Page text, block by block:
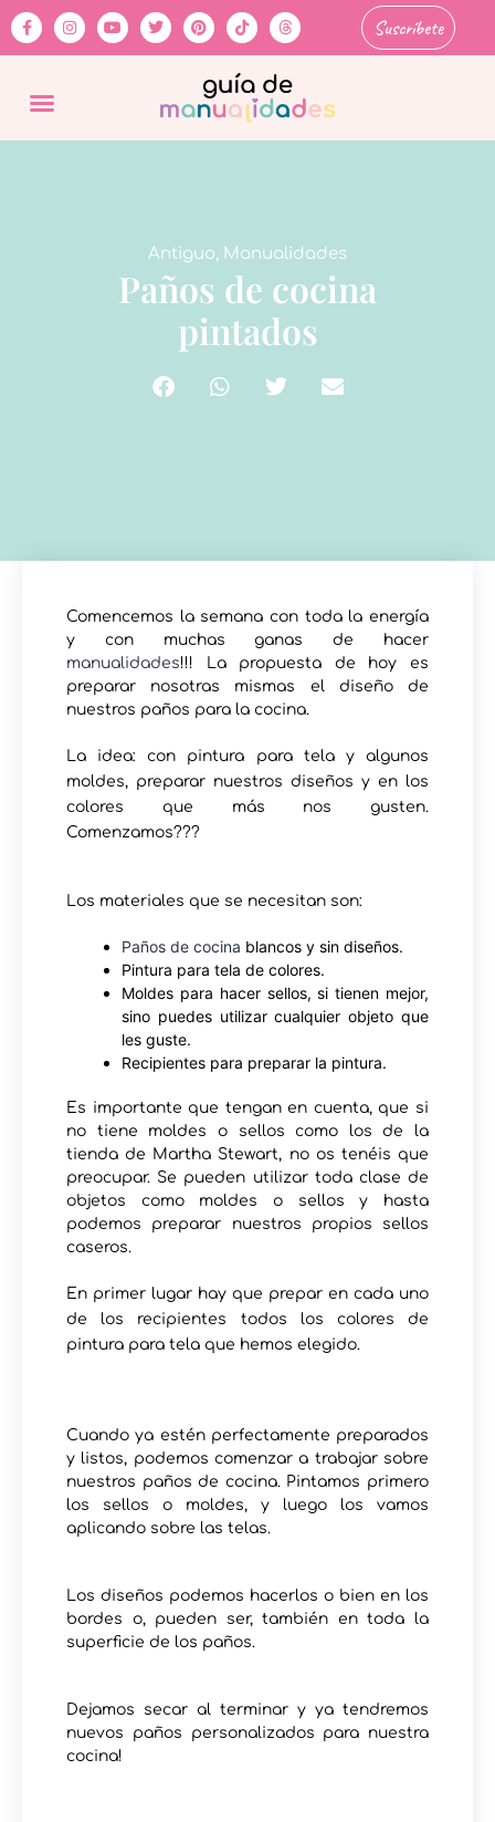
Suscríbete
Antiguo, Manualidades
Paños de cocina
pintados
Comencemos la semana con toda la energía
y con muchas ganas de hacer
manualidades!!! La propuesta de hoy es
preparar nosotras mismas el diseño de
nuestros paños para la cocina.
La idea: con pintura para tela y algunos
moldes, preparar nuestros diseños y en los
colores que más nos gusten.
Comenzamos???
Los materiales que se necesitan son:
Paños de cocina blancos y sin diseños.
Pintura para tela de colores.
Moldes para hacer sellos, si tienen mejor,
sino puedes utilizar cualquier objeto que
les guste.
Recipientes para preparar la pintura.
Es importante que tengan en cuenta, que si
no tiene moldes o sellos como los de la
tienda de Martha Stewart, no os tenéis que
preocupar. Se pueden utilizar toda clase de
objetos como moldes o sellos y hasta
podemos preparar nuestros propios sellos
caseros.
En primer lugar hay que prepar en cada uno
de los recipientes todos los colores de
pintura para tela que hemos elegido.
Cuando ya estén perfectamente preparados
y listos, podemos comenzar a trabajar sobre
nuestros paños de cocina. Pintamos primero
los sellos o moldes, y luego los vamos
aplicando sobre las telas.
Los diseños podemos hacerlos o bien en los
bordes o, pueden ser, también en toda la
superficie de los paños.
Dejamos secar al terminar y ya tendremos
nuevos paños personalizados para nuestra
cocina!